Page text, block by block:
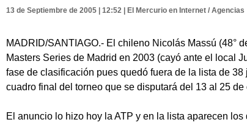
13 de Septiembre de 2005 | 12:52 | El Mercurio en Internet / Agencias
MADRID/SANTIAGO.- El chileno Nicolás Massú (48°
Masters Series de Madrid en 2003 (cayó ante el local
fase de clasificación pues quedó fuera de la lista de
cuadro final del torneo que se disputará del 13 al 25 de
El anuncio lo hizo hoy la ATP y en la lista aparecen